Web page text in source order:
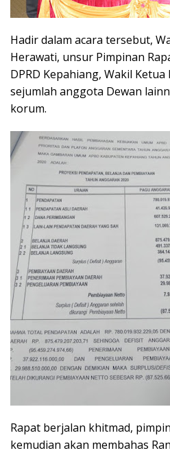
Hadir dalam acara tersebut,
Herawati, unsur Pimpinan
DPRD Kepahiang, Wakil
sejumlah anggota Dewan
korum.
Rapat berjalan khitmad,
kemudian akan membahas